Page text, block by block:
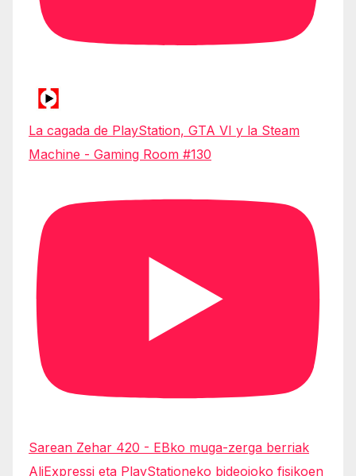
La cagada de PlayStation, GTA VI y la Steam
Machine - Gaming Room #130
Sarean Zehar 420 - EBko muga-zerga berriak
AliExpressi eta PlayStationeko bideojoko fisikoen